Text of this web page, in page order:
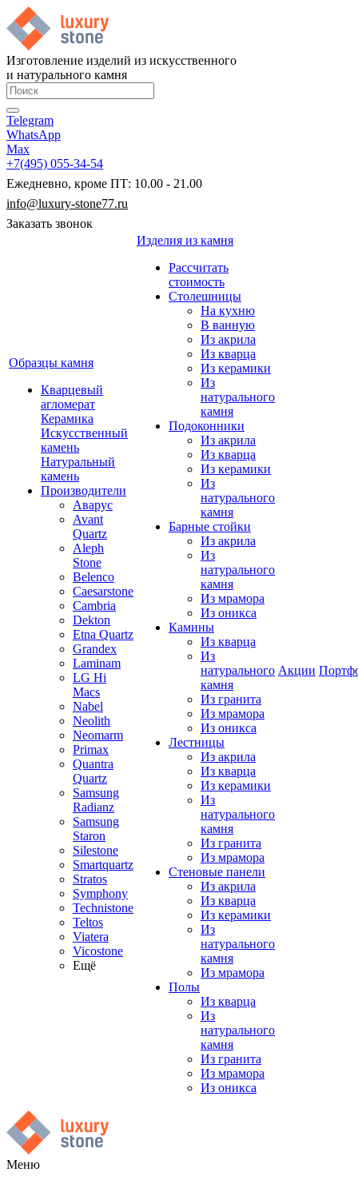
Изготовление изделий из искусственного
и натурального камня
Telegram
WhatsApp
Max
+7(495) 055-34-54
Ежедневно, кроме ПТ: 10.00 - 21.00
info@luxury-stone77.ru
Заказать звонок
Образцы камня
Кварцевый
агломерат
Керамика
Искусственный
камень
Натуральный
камень
Производители
Аварус
Avant
Quartz
Aleph
Stone
Belenco
Caesarstone
Cambria
Dekton
Etna Quartz
Grandex
Laminam
LG Hi
Macs
Nabel
Neolith
Neomarm
Primax
Quantra
Quartz
Samsung
Radianz
Samsung
Staron
Silestone
Smartquartz
Stratos
Symphony
Technistone
Teltos
Viatera
Vicostone
Ещё
Изделия из камня
Рассчитать
стоимость
Столешницы
На кухню
В ванную
Из акрила
Из кварца
Из керамики
Из
натурального
камня
Подоконники
Из акрила
Из кварца
Из керамики
Из
натурального
камня
Барные стойки
Из акрила
Из
натурального
камня
Из мрамора
Из оникса
Камины
Из кварца
Из
натурального
камня
Из гранита
Из мрамора
Из оникса
Лестницы
Из акрила
Из кварца
Из керамики
Из
натурального
камня
Из гранита
Из мрамора
Стеновые панели
Из акрила
Из кварца
Из керамики
Из
натурального
камня
Из мрамора
Полы
Из кварца
Из
натурального
камня
Из гранита
Из мрамора
Из оникса
Акции
Меню